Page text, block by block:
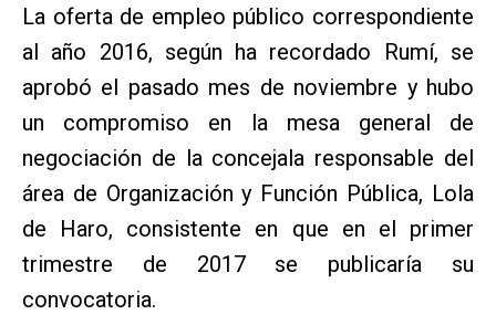
La oferta de empleo público correspondiente
al año 2016, según ha recordado Rumí, se
aprobó el pasado mes de noviembre y hubo
un compromiso en la mesa general de
negociación de la concejala responsable del
área de Organización y Función Pública, Lola
de Haro, consistente en que en el primer
trimestre de 2017 se publicaría su
convocatoria.